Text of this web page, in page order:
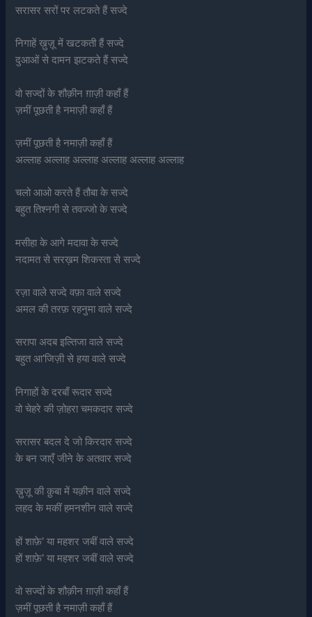
सरासर सरों पर लटकते हैं सज्दे
निगाहें ख़ुज़ू में खटकती हैं सज्दे
दुआओं से दामन झटकते हैं सज्दे
वो सज्दों के शौक़ीन ग़ाज़ी कहाँ हैं
ज़मीं पूछती है नमाज़ी कहाँ हैं
ज़मीं पूछती है नमाज़ी कहाँ हैं
अल्लाह अल्लाह अल्लाह अल्लाह अल्लाह अल्लाह
चलो आओ करते हैं तौबा के सज्दे
बहुत तिश्नगी से तवज्जो के सज्दे
मसीहा के आगे मदावा के सज्दे
नदामत से सरख़म शिकस्ता से सज्दे
रज़ा वाले सज्दे वफ़ा वाले सज्दे
अमल की तरफ़ रहनुमा वाले सज्दे
सरापा अदब इल्तिजा वाले सज्दे
बहुत आ’जिज़ी से हया वाले सज्दे
निगाहों के दरबाँ रूदार सज्दे
वो चेहरे की ज़ोहरा चमकदार सज्दे
सरासर बदल दे जो किरदार सज्दे
के बन जाएँ जीने के अतवार सज्दे
ख़ुज़ू की क़ुबा में यक़ीन वाले सज्दे
लहद के मकीं हमनशीन वाले सज्दे
हों शाफ़े’ या महशर जबीं वाले सज्दे
हों शाफ़े’ या महशर जबीं वाले सज्दे
वो सज्दों के शौक़ीन ग़ाज़ी कहाँ हैं
ज़मीं पूछती है नमाज़ी कहाँ हैं